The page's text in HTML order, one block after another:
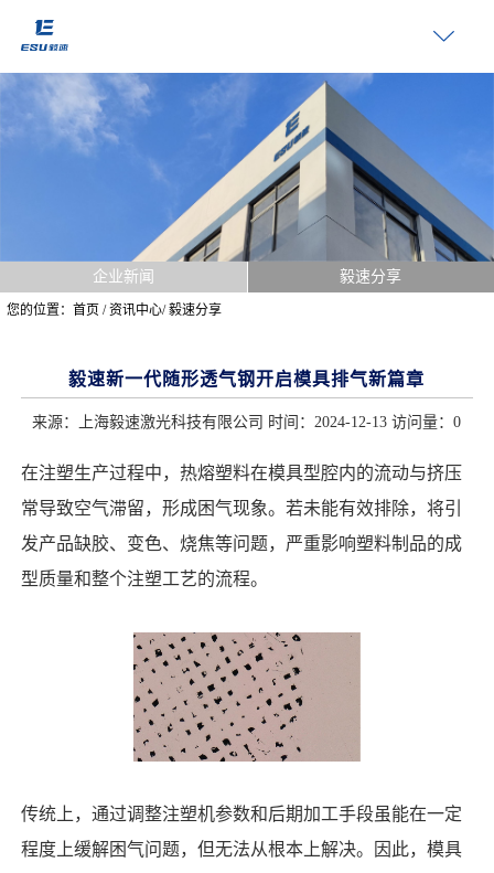
企业新闻 毅速分享
您的位置： 首页 /资讯中心/毅速分享
毅速新一代随形透气钢开启模具排气新篇章
来源：上海毅速激光科技有限公司 时间：2024-12-13 访问量：0
在注塑生产过程中，热熔塑料在模具型腔内的流动与挤压
常导致空气滞留，形成困气现象。若未能有效排除，将引
发产品缺胶、变色、烧焦等问题，严重影响塑料制品的成
型质量和整个注塑工艺的流程。
传统上，通过调整注塑机参数和后期加工手段虽能在一定
程度上缓解困气问题，但无法从根本上解决。因此，模具